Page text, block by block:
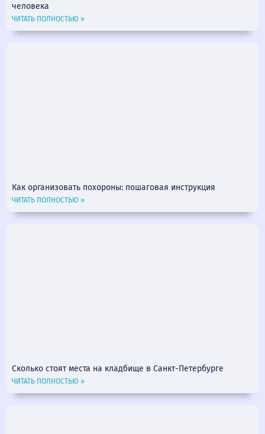
человека
ЧИТАТЬ ПОЛНОСТЬЮ »
Как организовать похороны: пошаговая инструкция
ЧИТАТЬ ПОЛНОСТЬЮ »
Сколько стоят места на кладбище в Санкт-Петербурге
ЧИТАТЬ ПОЛНОСТЬЮ »